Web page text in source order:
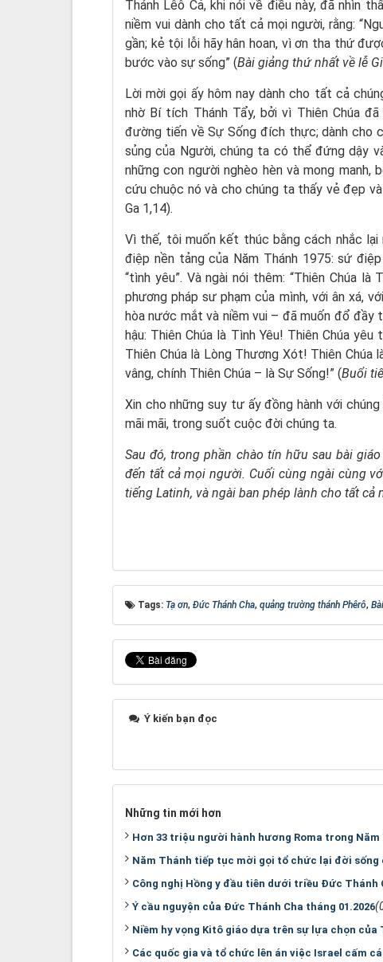
Thánh Lêô Cả, khi nói về điều này, đã nhìn
niềm vui dành cho tất cả mọi người, rằng:
gần; kẻ tội lỗi hãy hân hoan, vì ơn tha thứ
bước vào sự sống” (Bài giảng thứ nhất về lễ
Lời mời gọi ấy hôm nay dành cho tất cả
nhờ Bí tích Thánh Tẩy, bởi vì Thiên Chúa
đường tiến về Sự Sống đích thực; dành cho
sủng của Người, chúng ta có thể đứng dậy
những con người nghèo hèn và mong manh,
cứu chuộc nó và cho chúng ta thấy vẻ đẹp
Ga 1,14).
Vì thế, tôi muốn kết thúc bằng cách nhắc
điệp nền tảng của Năm Thánh 1975: sứ
“tình yêu”. Và ngài nói thêm: “Thiên Chúa
phương pháp sư phạm của mình, với ân xá,
hòa nước mắt và niềm vui – đã muốn đổ đầy
hậu: Thiên Chúa là Tình Yêu! Thiên Chúa
Thiên Chúa là Lòng Thương Xót! Thiên Chúa
vâng, chính Thiên Chúa – là Sự Sống!” (Buổi
Xin cho những suy tư ấy đồng hành với
mãi mãi, trong suốt cuộc đời chúng ta.
Sau đó, trong phần chào tín hữu sau bài
đến tất cả mọi người. Cuối cùng ngài cùng
tiếng Latinh, và ngài ban phép lành cho tất cả
Tags: Tạ ơn, Đức Thánh Cha, quảng trường thánh Phêrô,
Ý kiến bạn đọc
Những tin mới hơn
Hơn 33 triệu người hành hương Roma trong Năm
Năm Thánh tiếp tục mời gọi tổ chức lại đời sống
Công nghị Hồng y đầu tiên dưới triều Đức Thánh
Ý cầu nguyện của Đức Thánh Cha tháng 01.2026
Niềm hy vọng Kitô giáo dựa trên sự lựa chọn của
Các quốc gia và tổ chức lên án việc Israel cấm